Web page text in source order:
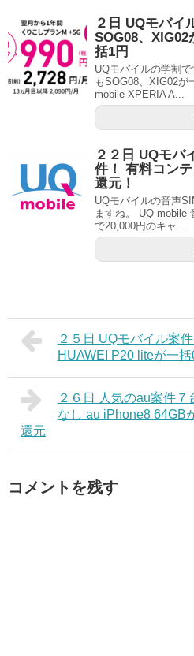
２日 UQモバイ
SOG08、
括1円
UQモバイルの学割
もSOG08、XIG02が
mobile XPERIA A...
２２日 UQモバ
件！ 有料コン
還元！
UQモバイルの音声
ますね。 UQ mobile
で20,000円のキャ...
２５日 UQモバイル案
HUAWEI P20 liteが一
２６日 人気のau案件
なし au iPhone8 64GB
還元
コメントを残す